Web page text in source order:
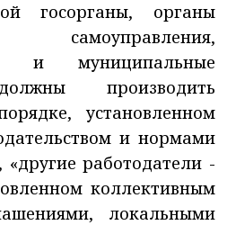
госорганы, органы
и муниципальные
производить
установленном
и нормами
«другие работодатели -
коллективным
локальными